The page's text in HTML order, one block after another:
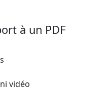
à un PDF
vidéo